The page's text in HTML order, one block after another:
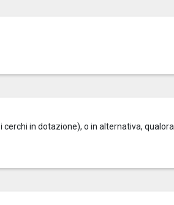
in dotazione), o in alternativa, qualora